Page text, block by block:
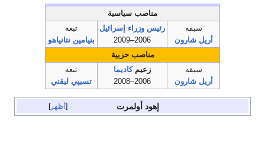
مناصب سياسية
سبقه
أريل شارون
رئيس وزراء إسرائيل
2006–2009
تبعه
بنيامين نتانياهو
مناصب حزبية
سبقه
أريل شارون
زعيمكاديما
2006–2008
تبعه
تسيپي ليڤني
أظهر إهود أولمرت